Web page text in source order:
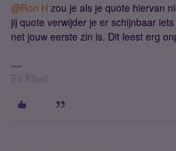
@Ron H zou je als je quote hiervan
jij quote verwijder je er schijnbaar
net jouw eerste zin is. Dit leest erg
Ex-Klant